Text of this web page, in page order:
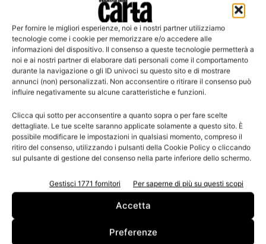
Per fornire le migliori esperienze, noi e i nostri partner utilizziamo
tecnologie come i cookie per memorizzare e/o accedere alle
informazioni del dispositivo. Il consenso a queste tecnologie permetterà a
noi e ai nostri partner di elaborare dati personali come il comportamento
durante la navigazione o gli ID univoci su questo sito e di mostrare
annunci (non) personalizzati. Non acconsentire o ritirare il consenso può
influire negativamente su alcune caratteristiche e funzioni.
Clicca qui sotto per acconsentire a quanto sopra o per fare scelte
dettagliate. Le tue scelte saranno applicate solamente a questo sito. È
possibile modificare le impostazioni in qualsiasi momento, compreso il
ritiro del consenso, utilizzando i pulsanti della Cookie Policy o cliccando
sul pulsante di gestione del consenso nella parte inferiore dello schermo.
Gestisci 1771 fornitori Per saperne di più su questi scopi
Accetta
Preferenze
elongazione oltre il 400%.
E a completamento dell’offerta FIS per il mondo tissue,
vanno considerati i sistemi di movimentazione balle di
cellulosa/macero e carico pulper con diverse soluzioni
automatiche e semiautomatiche.